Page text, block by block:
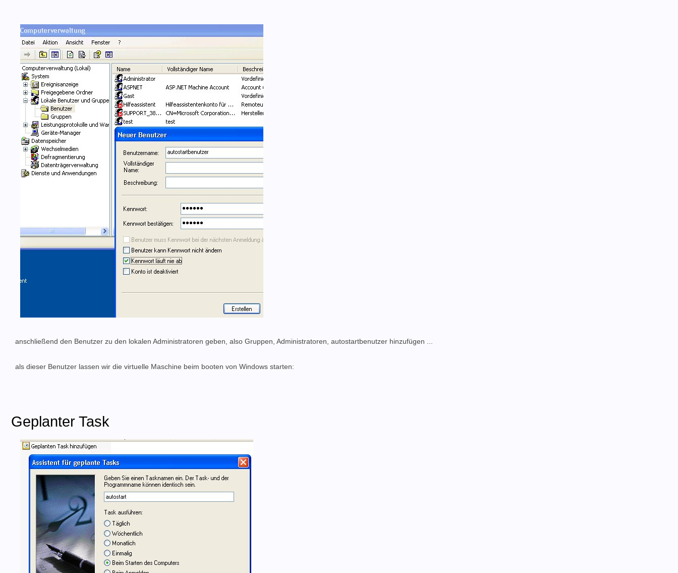
anschließend den Benutzer zu den lokalen Administratoren geben, also Gruppen, Administratoren, autostartbenutzer hinzufügen ...
als dieser Benutzer lassen wir die virtuelle Maschine beim booten von Windows starten:
Geplanter Task